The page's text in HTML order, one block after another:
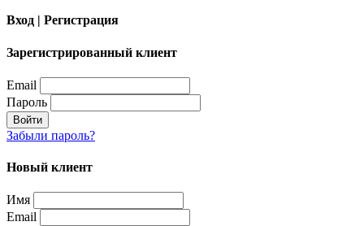
Вход | Регистрация
Зарегистрированный клиент
Email
Пароль
Войти
Забыли пароль?
Новый клиент
Имя
Email